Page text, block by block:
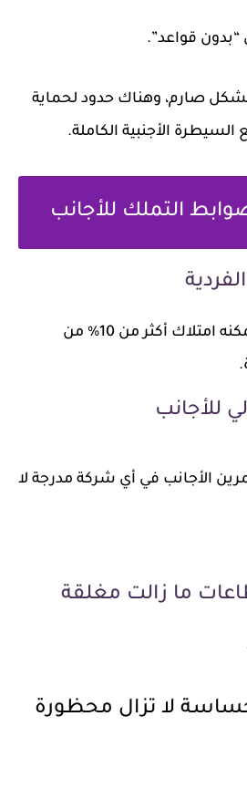
قواعد”.
صارم، وهناك حدود لحماية
الأجنبية الكاملة.
التملك للأجانب
أي مستثمر أجنبي لا يمكنه امتلاك أكثر من 10% من
الأجانب في أي شركة مدرجة لا
لا تزال محظورة